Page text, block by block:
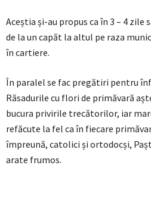
Aceștia și-au propus ca în 3 – 4 zile
de la un capăt la altul pe raza
în cartiere.
În paralel se fac pregătiri pentru
Răsadurile cu flori de primăvară
bucura privirile trecătorilor, iar
refăcute la fel ca în fiecare
împreună, catolici și ortodocși,
arate frumos.